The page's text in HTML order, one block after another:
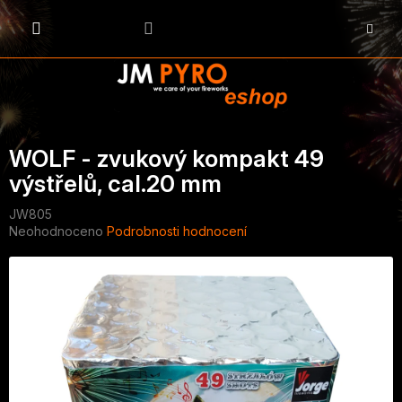
Přejít
na
obsah
KOŠÍK
WOLF - zvukový kompakt 49
výstřelů, cal.20 mm
JW805
Průměrné
hvězdiček.
Neohodnoceno Podrobnosti hodnocení